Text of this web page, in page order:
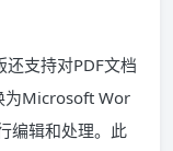
支持对PDF文档
为Microsoft Wor
编辑和处理。此